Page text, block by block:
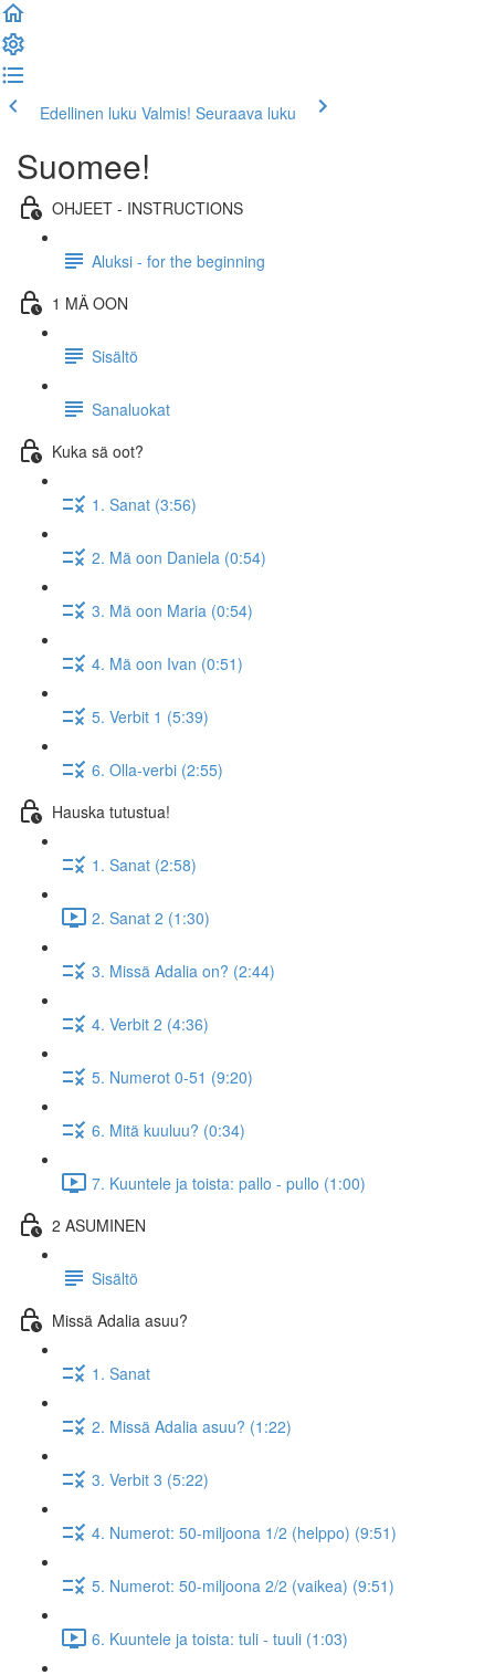
Edellinen luku Valmis! Seuraava luku
Suomee!
OHJEET - INSTRUCTIONS
Aluksi - for the beginning
1 MÄ OON
Sisältö
Sanaluokat
Kuka sä oot?
1. Sanat (3:56)
2. Mä oon Daniela (0:54)
3. Mä oon Maria (0:54)
4. Mä oon Ivan (0:51)
5. Verbit 1 (5:39)
6. Olla-verbi (2:55)
Hauska tutustua!
1. Sanat (2:58)
2. Sanat 2 (1:30)
3. Missä Adalia on? (2:44)
4. Verbit 2 (4:36)
5. Numerot 0-51 (9:20)
6. Mitä kuuluu? (0:34)
7. Kuuntele ja toista: pallo - pullo (1:00)
2 ASUMINEN
Sisältö
Missä Adalia asuu?
1. Sanat
2. Missä Adalia asuu? (1:22)
3. Verbit 3 (5:22)
4. Numerot: 50-miljoona 1/2 (helppo) (9:51)
5. Numerot: 50-miljoona 2/2 (vaikea) (9:51)
6. Kuuntele ja toista: tuli - tuuli (1:03)